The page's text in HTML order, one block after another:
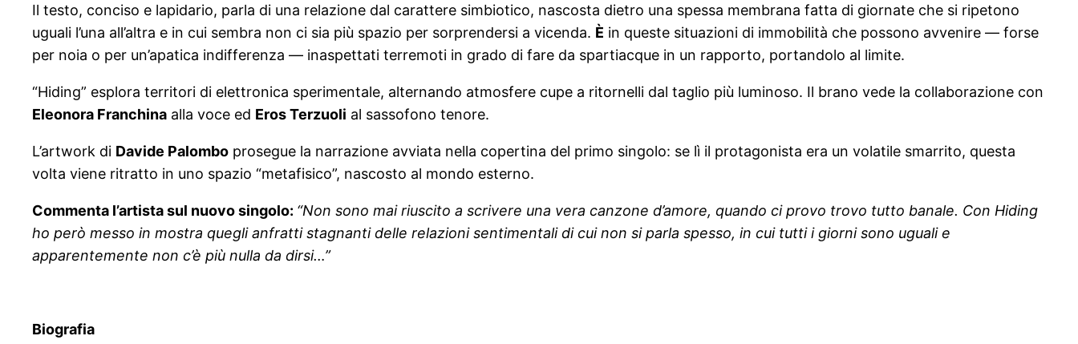
Il testo, conciso e lapidario, parla di una relazione dal carattere simbiotico, nascosta dietro una spessa membrana fatta di giornate che si ripetono
uguali l’una all’altra e in cui sembra non ci sia più spazio per sorprendersi a vicenda. È in queste situazioni di immobilità che possono avvenire — forse
per noia o per un’apatica indifferenza — inaspettati terremoti in grado di fare da spartiacque in un rapporto, portandolo al limite.
“Hiding” esplora territori di elettronica sperimentale, alternando atmosfere cupe a ritornelli dal taglio più luminoso. Il brano vede la collaborazione con
Eleonora Franchina alla voce ed Eros Terzuoli al sassofono tenore.
L’artwork di Davide Palombo prosegue la narrazione avviata nella copertina del primo singolo: se lì il protagonista era un volatile smarrito, questa
volta viene ritratto in uno spazio “metafisico”, nascosto al mondo esterno.
Commenta l’artista sul nuovo singolo: “Non sono mai riuscito a scrivere una vera canzone d’amore, quando ci provo trovo tutto banale. Con Hiding
ho però messo in mostra quegli anfratti stagnanti delle relazioni sentimentali di cui non si parla spesso, in cui tutti i giorni sono uguali e
apparentemente non c’è più nulla da dirsi…”
Biografia